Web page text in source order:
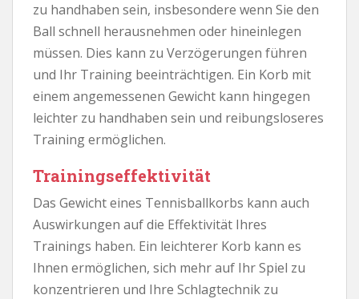
zu handhaben sein, insbesondere wenn Sie den
Ball schnell herausnehmen oder hineinlegen
müssen. Dies kann zu Verzögerungen führen
und Ihr Training beeinträchtigen. Ein Korb mit
einem angemessenen Gewicht kann hingegen
leichter zu handhaben sein und reibungsloseres
Training ermöglichen.
Trainingseffektivität
Das Gewicht eines Tennisballkorbs kann auch
Auswirkungen auf die Effektivität Ihres
Trainings haben. Ein leichterer Korb kann es
Ihnen ermöglichen, sich mehr auf Ihr Spiel zu
konzentrieren und Ihre Schlagtechnik zu